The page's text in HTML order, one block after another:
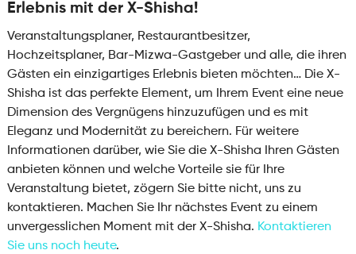
Erlebnis mit der X-Shisha!
Veranstaltungsplaner, Restaurantbesitzer,
Hochzeitsplaner, Bar-Mizwa-Gastgeber und alle, die ihren
Gästen ein einzigartiges Erlebnis bieten möchten… Die X-
Shisha ist das perfekte Element, um Ihrem Event eine neue
Dimension des Vergnügens hinzuzufügen und es mit
Eleganz und Modernität zu bereichern. Für weitere
Informationen darüber, wie Sie die X-Shisha Ihren Gästen
anbieten können und welche Vorteile sie für Ihre
Veranstaltung bietet, zögern Sie bitte nicht, uns zu
kontaktieren. Machen Sie Ihr nächstes Event zu einem
unvergesslichen Moment mit der X-Shisha. Kontaktieren
Sie uns noch heute.